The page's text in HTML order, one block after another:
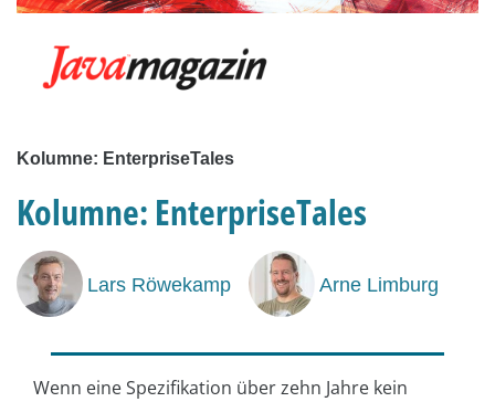
Kolumne: EnterpriseTales
Kolumne: EnterpriseTales
Lars Röwekamp Arne Limburg
Wenn eine Spezifikation über zehn Jahre kein